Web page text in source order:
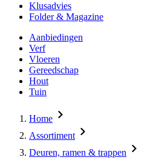
Klusadvies
Folder & Magazine
Aanbiedingen
Verf
Vloeren
Gereedschap
Hout
Tuin
Home
Assortiment
Deuren, ramen & trappen